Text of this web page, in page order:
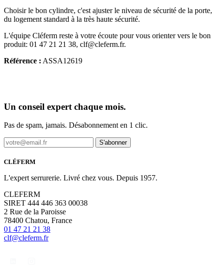
Choisir le bon cylindre, c'est ajuster le niveau de sécurité de la porte,
du logement standard à la très haute sécurité.
L'équipe Cléferm reste à votre écoute pour vous orienter vers le bon
produit: 01 47 21 21 38, clf@cleferm.fr.
Référence : ASSA12619
Un conseil expert chaque mois.
Pas de spam, jamais. Désabonnement en 1 clic.
S'abonner
CLÉFERM
L'expert serrurerie. Livré chez vous. Depuis 1957.
CLEFERM
SIRET 444 446 363 00038
2 Rue de la Paroisse
78400 Chatou, France
01 47 21 21 38
clf@cleferm.fr